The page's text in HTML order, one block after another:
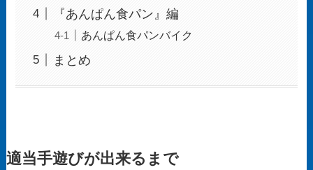
『あんぱん食パン』編
あんぱん食パンバイク
まとめ
適当手遊びが出来るまで